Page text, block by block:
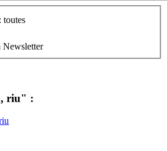
toutes
Newsletter
riu" :